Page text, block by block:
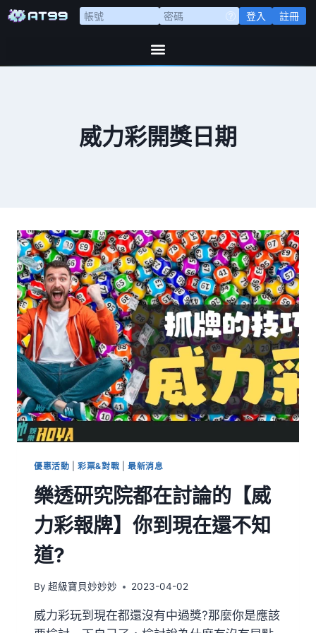
登入 註冊
威力彩開獎日期
優惠活動 |彩票&對戰 最新消息
樂透研究院都在討論的【威
力彩報牌】你到現在還不知
道?
By 超級寶貝妙妙妙 2023-04-02
威力彩玩到現在都還沒有中過獎?那麼你是應該